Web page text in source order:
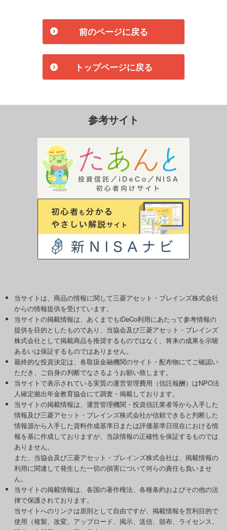
前のページに戻る
トップページに戻る
参考サイト
当サイトは、商品の情報に関して三菱アセット・ブレインズ株式会社
からの情報提供を受けています。
当サイトの掲載情報は、あくまでもiDeCo利用にあたって参考情報の
提供を目的としたものであり、当協会及び三菱アセット・ブレインズ
株式会社として掲載商品を推奨するものではなく、将来の成果を示唆
あるいは保証するものではありません。
最終的な投資決定は、各取扱金融機関のサイト・配布物にてご確認い
ただき、ご自身の判断でなさるようお願い致します。
当サイトで表示されている実質の運営管理費用（信託報酬）はNPO法
人確定拠出年金教育協会にて調査・掲載しております。
当サイトの掲載情報は、運営管理機関・投資信託業者等から入手した
情報及び三菱アセット・ブレインズ株式会社が信頼できると判断した
情報源から入手した資料作成基準日または評価基準日現在における情
報を基に作成しておりますが、当該情報の正確性を保証するものでは
ありません。
また、当協会及び三菱アセット・ブレインズ株式会社は、掲載情報の
利用に関連して発生した一切の損害について何らの責任も負いませ
ん。
当サイトの掲載情報は、各国の著作権法、各種条約およびその他の法
律で保護されております。
当サイトへのリンクは原則として自由ですが、掲載情報を営利目的で
使用（複製、改変、アップロード、掲示、送信、頒布、ライセンス、